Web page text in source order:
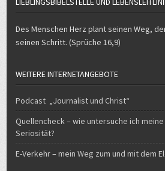
Des Menschen Herz plant seinen Weg,
seinen Schritt. (Sprüche 16,9)
WEITERE INTERNETANGEBOTE
Podcast „Journalist und Christ“
Quellencheck – wie untersuche ich
Seriosität?
E-Verkehr – mein Weg zum und mit dem